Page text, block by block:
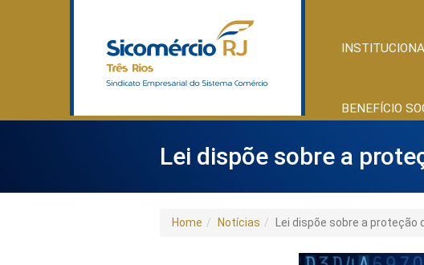
BENEFÍCIO
Lei dispõe sobre a
Home Notícias Lei dispõe sobre a